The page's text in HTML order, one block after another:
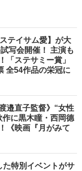
テイサム愛】が大
写会開催！ 主演も
「ステサミー賞」
全54作品の栄冠に
邉直子監督》“女性
に黒木瞳・西岡德
《映画『月がみて
た特別イベントがサ